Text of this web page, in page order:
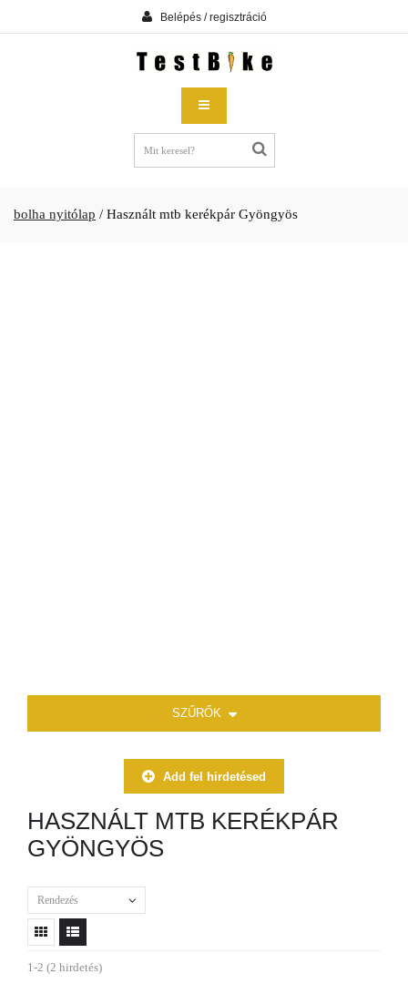
Belépés / regisztráció
bolha nyitólap / Használt mtb kerékpár Gyöngyös
SZŰRŐK
Add fel hirdetésed
HASZNÁLT MTB KERÉKPÁR
GYÖNGYÖS
Rendezés
1-2 (2 hirdetés)